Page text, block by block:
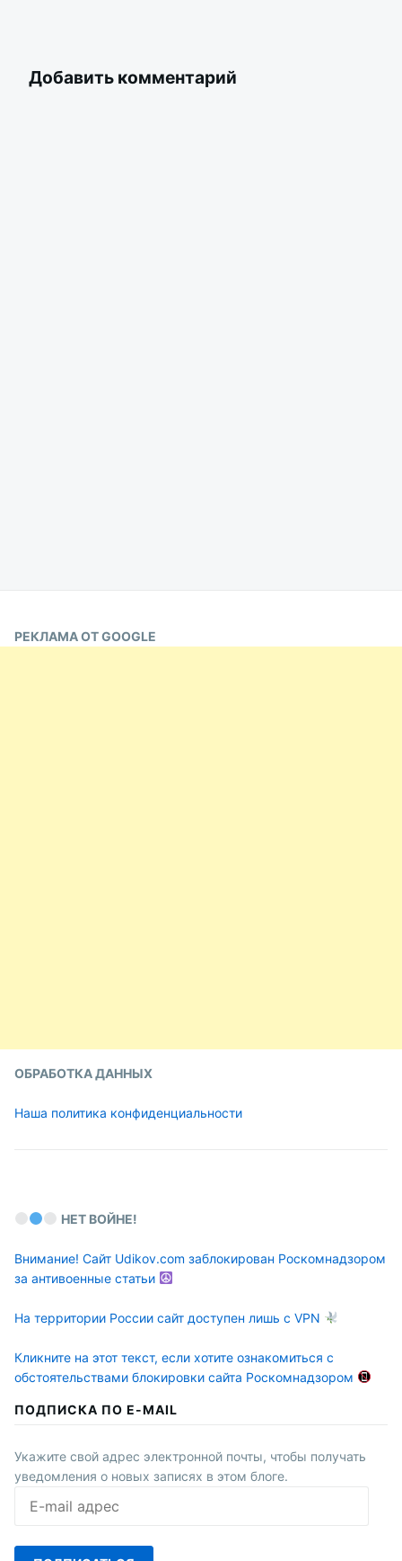
Добавить комментарий
РЕКЛАМА ОТ GOOGLE
ОБРАБОТКА ДАННЫХ
Наша политика конфиденциальности
НЕТ ВОЙНЕ!
Внимание! Сайт Udikov.com заблокирован Роскомнадзором
за антивоенные статьи
На территории России сайт доступен лишь с VPN
Кликните на этот текст, если хотите ознакомиться с
обстоятельствами блокировки сайта Роскомнадзором
ПОДПИСКА ПО E-MAIL
Укажите свой адрес электронной почты, чтобы получать
уведомления о новых записях в этом блоге.
mail